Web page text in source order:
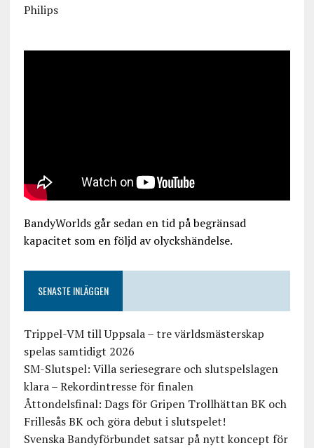
Philips
BandyWorlds går sedan en tid på begränsad
kapacitet som en följd av olyckshändelse.
SENASTE INLÄGGEN
Trippel-VM till Uppsala – tre världsmästerskap
spelas samtidigt 2026
SM-Slutspel: Villa seriesegrare och slutspelslagen
klara – Rekordintresse för finalen
Åttondelsfinal: Dags för Gripen Trollhättan BK och
Frillesås BK och göra debut i slutspelet!
Svenska Bandyförbundet satsar på nytt koncept för